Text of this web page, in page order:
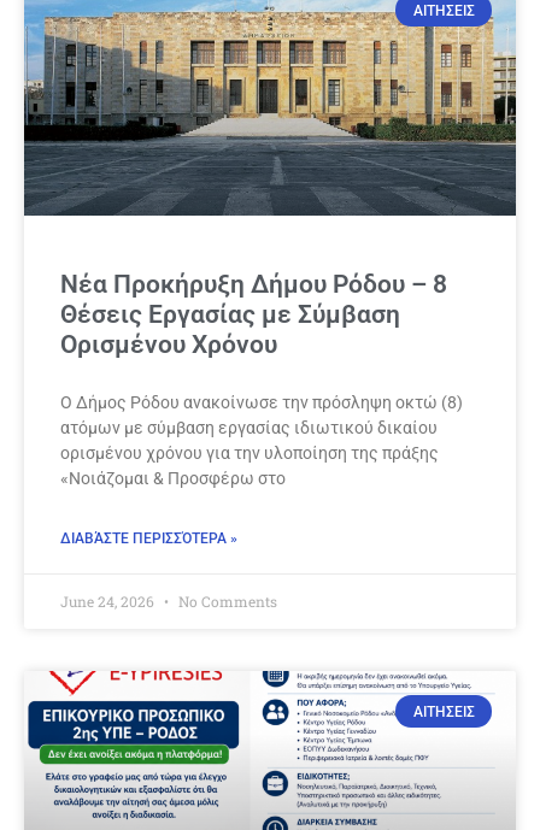
ΑΙΤΗΣΕΙΣ
Νέα Προκήρυξη Δήμου Ρόδου – 8
Θέσεις Εργασίας με Σύμβαση
Ορισμένου Χρόνου
Ο Δήμος Ρόδου ανακοίνωσε την πρόσληψη οκτώ (8)
ατόμων με σύμβαση εργασίας ιδιωτικού δικαίου
ορισμένου χρόνου για την υλοποίηση της πράξης
«Νοιάζομαι & Προσφέρω στο
ΔΙΑΒΆΣΤΕ ΠΕΡΙΣΣΌΤΕΡΑ »
June 24, 2026 No Comments
ΑΙΤΗΣΕΙΣ